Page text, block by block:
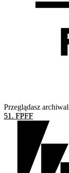
Przeglądasz
51. FPFF